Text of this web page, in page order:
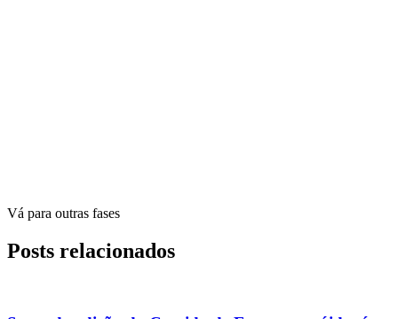
Vá para outras fases
Posts relacionados